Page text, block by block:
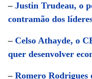
– Justin Trudeau, o
contramão dos
– Celso Athayde, o
quer desenvolver
– Romero Rodrigues